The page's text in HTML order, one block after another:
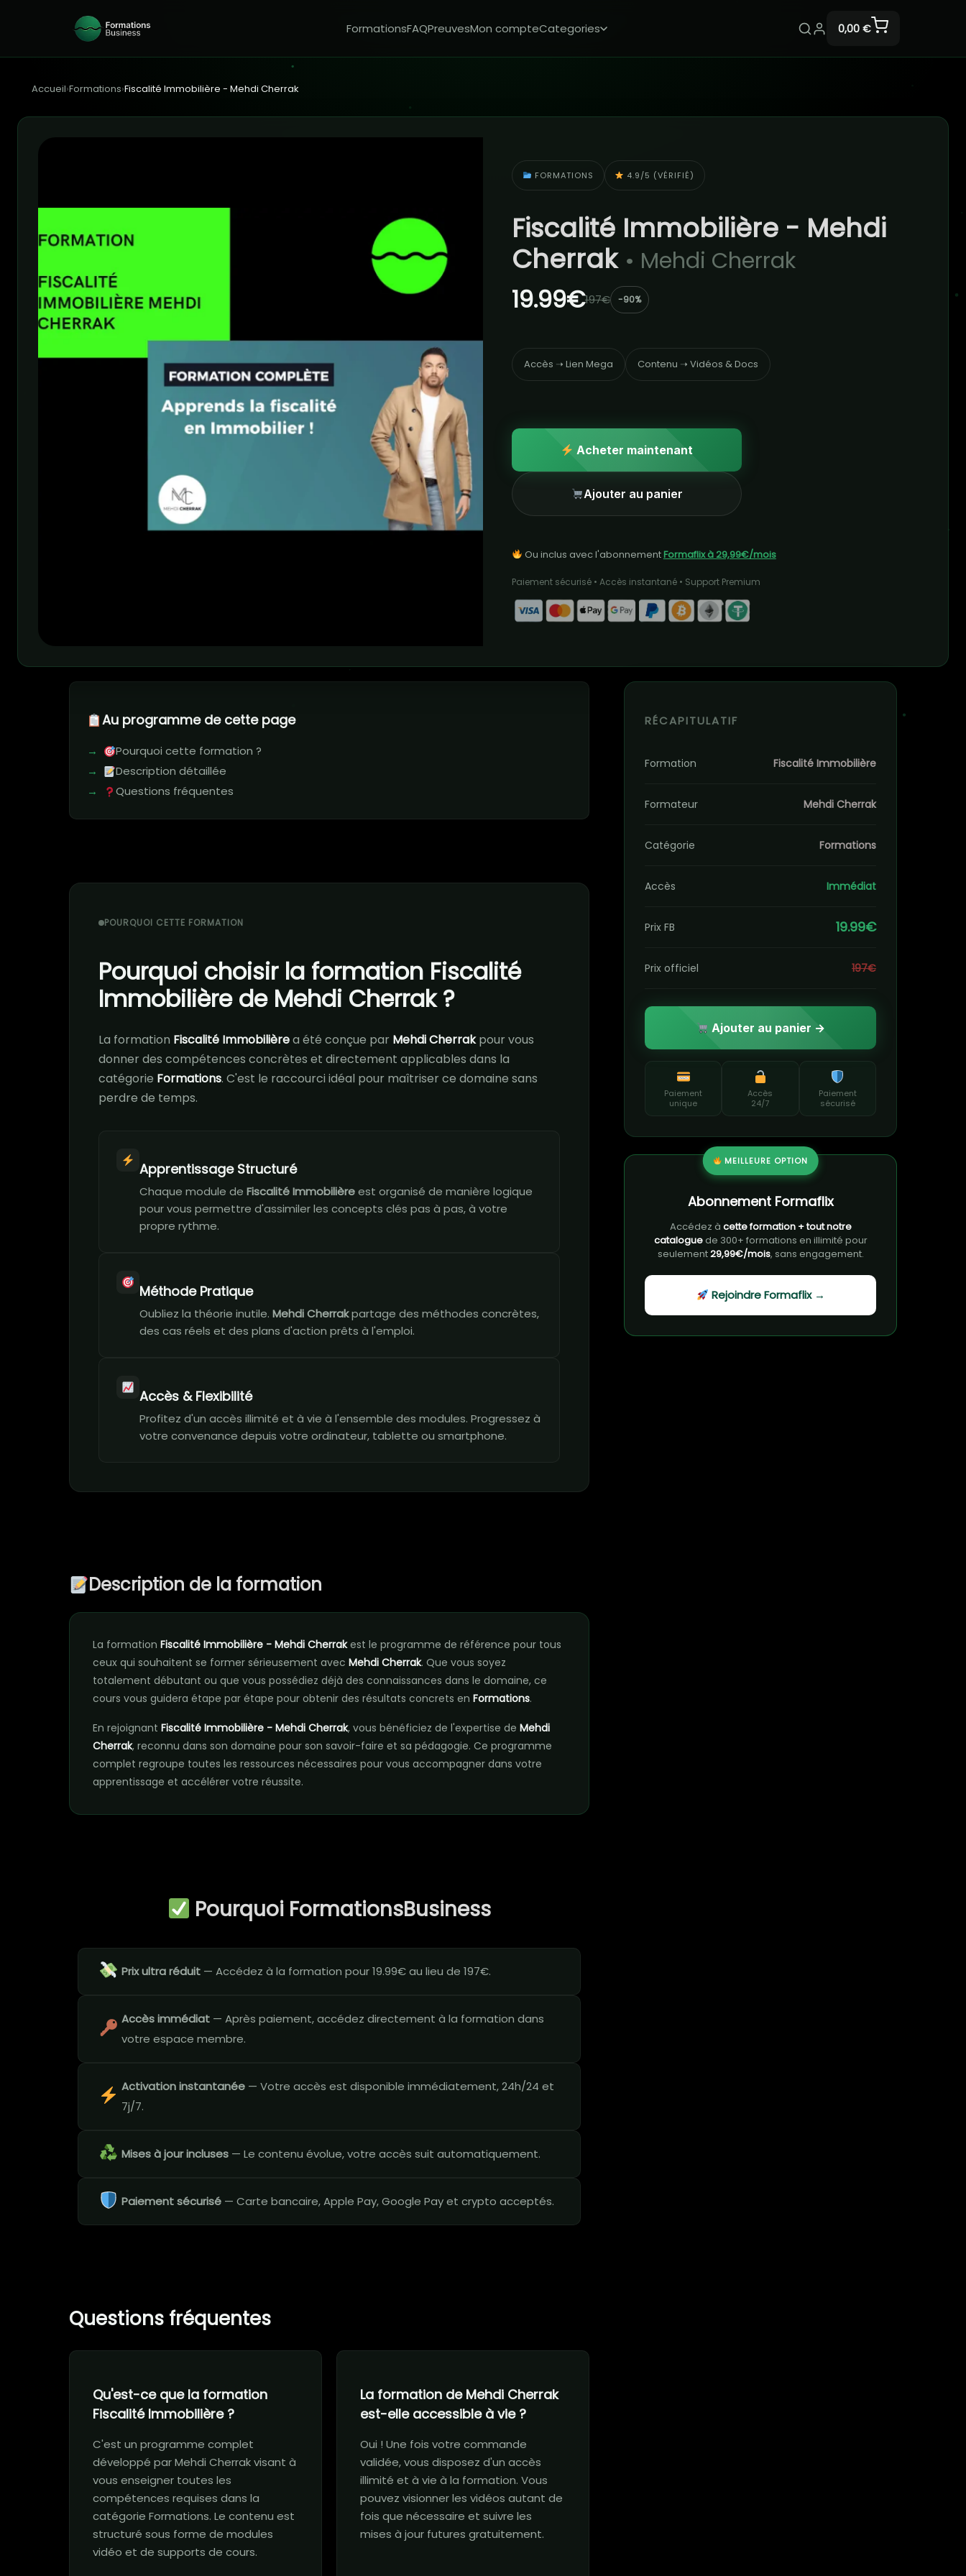
FormationsFAQPreuvesMon compteCategories 0,00 €
Accueil›Formations›Fiscalité Immobilière - Mehdi Cherrak
FORMATIONS 4.9/5 (VÉRIFIÉ)
Fiscalité Immobilière - Mehdi
Cherrak • Mehdi Cherrak
19.99€197€ -90%
Accès ➝ Lien Mega Contenu ➝ Vidéos & Docs
Acheter maintenant
Ajouter au panier
Ou inclus avec l'abonnementFormaflix à 29,99€/mois
Paiement sécurisé • Accès instantané • Support Premium
Au programme de cette page
Pourquoi cette formation ?
Description détaillée
Questions fréquentes
POURQUOI CETTE FORMATION
Pourquoi choisir la formation Fiscalité
Immobilière de Mehdi Cherrak ?
La formation Fiscalité Immobilièrea été conçue par Mehdi Cherrakpour vous
donner des compétences concrètes et directement applicables dans la
catégorie Formations. C'est le raccourci idéal pour maîtriser ce domaine sans
perdre de temps.
Apprentissage Structuré
Chaque module de Fiscalité Immobilièreest organisé de manière logique
pour vous permettre d'assimiler les concepts clés pas à pas, à votre
propre rythme.
Méthode Pratique
Oubliez la théorie inutile. Mehdi Cherrakpartage des méthodes concrètes,
des cas réels et des plans d'action prêts à l'emploi.
Accès & Flexibilité
Profitez d'un accès illimité et à vie à l'ensemble des modules. Progressez à
votre convenance depuis votre ordinateur, tablette ou smartphone.
Description de la formation
La formation Fiscalité Immobilière - Mehdi Cherrakest le programme de référence pour tous
ceux qui souhaitent se former sérieusement avec Mehdi Cherrak. Que vous soyez
totalement débutant ou que vous possédiez déjà des connaissances dans le domaine, ce
cours vous guidera étape par étape pour obtenir des résultats concrets en Formations.
En rejoignant Fiscalité Immobilière - Mehdi Cherrak, vous bénéficiez de l'expertise de Mehdi
Cherrak, reconnu dans son domaine pour son savoir-faire et sa pédagogie. Ce programme
complet regroupe toutes les ressources nécessaires pour vous accompagner dans votre
apprentissage et accélérer votre réussite.
Pourquoi FormationsBusiness
Prix ultra réduit — Accédez à la formation pour 19.99€ au lieu de 197€.
Accès immédiat — Après paiement, accédez directement à la formation dans
votre espace membre.
Activation instantanée — Votre accès est disponible immédiatement, 24h/24 et
7j/7.
Mises à jour incluses — Le contenu évolue, votre accès suit automatiquement.
Paiement sécurisé — Carte bancaire, Apple Pay, Google Pay et crypto acceptés.
Questions fréquentes
Qu'est-ce que la formation
Fiscalité Immobilière ?
C'est un programme complet
développé par Mehdi Cherrak visant à
vous enseigner toutes les
compétences requises dans la
catégorie Formations. Le contenu est
structuré sous forme de modules
vidéo et de supports de cours.
La formation de Mehdi Cherrak
est-elle accessible à vie ?
Oui ! Une fois votre commande
validée, vous disposez d'un accès
illimité et à vie à la formation. Vous
pouvez visionner les vidéos autant de
fois que nécessaire et suivre les
mises à jour futures gratuitement.
RÉCAPITULATIF
Formation Fiscalité Immobilière
Formateur Mehdi Cherrak
Catégorie Formations
Accès Immédiat
Prix FB 19.99€
Prix officiel 197€
Ajouter au panier →
Paiement
unique
Accès
24/7
Paiement
sécurisé
MEILLEURE OPTION
Abonnement Formaflix
Accédez à cette formation + tout notre
cataloguede 300+ formations en illimité pour
seulement29,99€/mois, sans engagement.
Rejoindre Formaflix →